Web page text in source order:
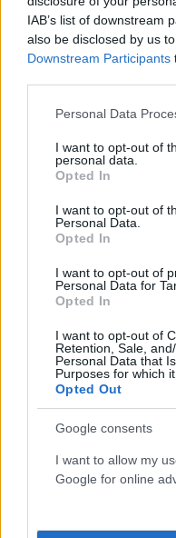
IAB’s list of downstream
also be disclosed by us
Downstream Participants
Please note that this
not limited to your visit
grant or deny consent to
use your data for below
consent section.
Personal Data
I want to opt-out of
personal data.
Opted In
I want to opt-out of
Personal Data.
Opted In
I want to opt-out of
Personal Data for
Opted In
I want to opt-out of
Retention, Sale,
Personal Data that
Purposes for which
Opted Out
Google consents
I want to allow my
Google for online
Το Ιράν ανεβάζει
Αμπντούλ Ελ-Σαγέντ:
που αναστατώνει
Ρεπουμπλικανούς στο
ΑΝΑΡΤΗΘΗΚΕ ΑΠΟ DKATSAMADOU